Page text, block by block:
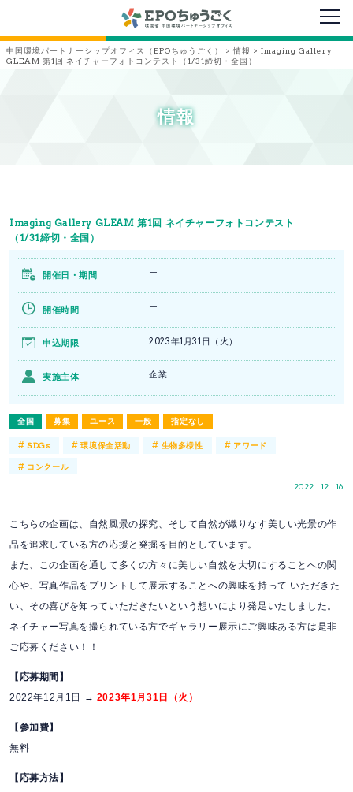
メニ
中国環境パートナーシップオフィス（EPOちゅうごく） > 情報 > Imaging Gallery
GLEAM 第1回 ネイチャーフォトコンテスト（1/31締切・全国）
情報
Imaging Gallery GLEAM 第1回 ネイチャーフォトコンテスト
（1/31締切・全国）
全国 募集 ユース 一般 指定なし
2022 . 12 . 16
開催日・期間 ー
開催時間 ー
申込期限 2023年1月31日（火）
実施主体 企業
#SDGs #環境保全活動 # 生物多様性 # アワード
# コンクール
こちらの企画は、自然風景の探究、そして自然が織りなす美しい光景の作
品を追求している方の応援と発掘を目的としています。
また、この企画を通して多くの方々に美しい自然を大切にすることへの関
心や、写真作品をプリントして展示することへの興味を持って いただきた
い、その喜びを知っていただきたいという想いにより発足いたしました。
ネイチャー写真を撮られている方でギャラリー展示にご興味ある方は是非
ご応募ください！！
【応募期間】
2022年12月1日 → 2023年1月31日（火）
【参加費】
無料
【応募方法】